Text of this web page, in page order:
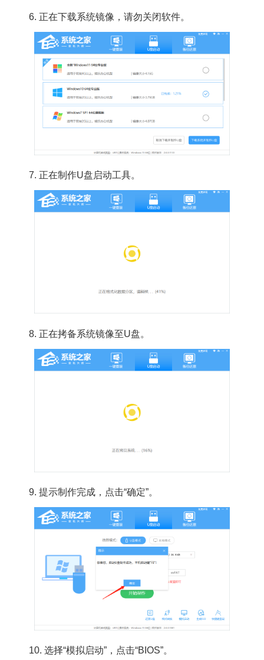
6. 正在下载系统镜像，请勿关闭软件。
7. 正在制作U盘启动工具。
8. 正在拷备系统镜像至U盘。
9. 提示制作完成，点击“确定”。
10. 选择“模拟启动”，点击“BIOS”。